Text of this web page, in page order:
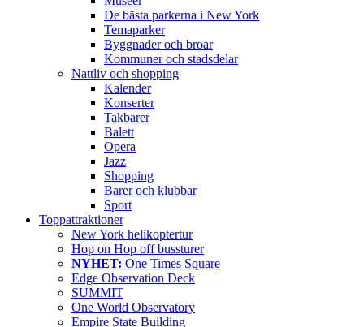
De bästa parkerna i New York
Temaparker
Byggnader och broar
Kommuner och stadsdelar
Nattliv och shopping
Kalender
Konserter
Takbarer
Balett
Opera
Jazz
Shopping
Barer och klubbar
Sport
Toppattraktioner
New York helikoptertur
Hop on Hop off bussturer
NYHET: One Times Square
Edge Observation Deck
SUMMIT
One World Observatory
Empire State Building